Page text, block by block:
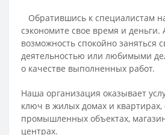
Обратившись к специалистам
сэкономите свое время и деньги.
возможность спокойно заняться
деятельностью или любимыми
о качестве выполненных работ.
Наша организация оказывает
ключ в жилых домах и квартирах,
промышленных объектах,
центрах.